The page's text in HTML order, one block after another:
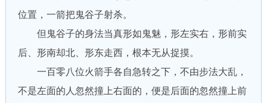
位置，一箭把鬼谷子射杀。
但鬼谷子的身法当真形如鬼魅，形左实右，形前实
后、形南却北、形东走西，根本无从捉摸。
一百零八位火箭手各自急转之下，不由步法大乱，
不是左面的人忽然撞上右面的，便是后面的忽然撞上前